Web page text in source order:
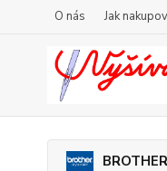
O nás Jak
BROTHER